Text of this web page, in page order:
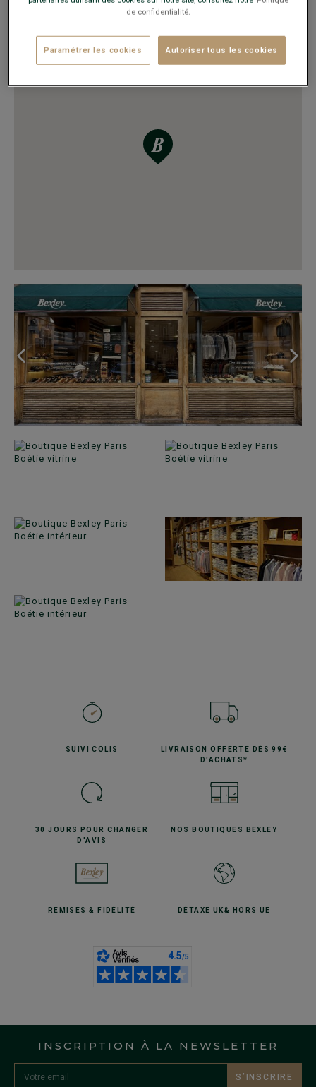
Ceintures et sous-vêtements
Maroquinerie, accessoires mode
SUIVICOLIS LIVRAISON OFFERTE
DÈS 99€
D'ACHATS*
30 JOURS POURCHANGER
D'AVIS
NOS BOUTIQUES BEXLEY
REMISES& FIDÉLITÉ DÉTAXE UK& HORS UE
INSCRIPTION À LA NEWSLETTER
S’INSCRIRE
de confidentialité.
Paramétrer les cookies Autoriser tous les cookies